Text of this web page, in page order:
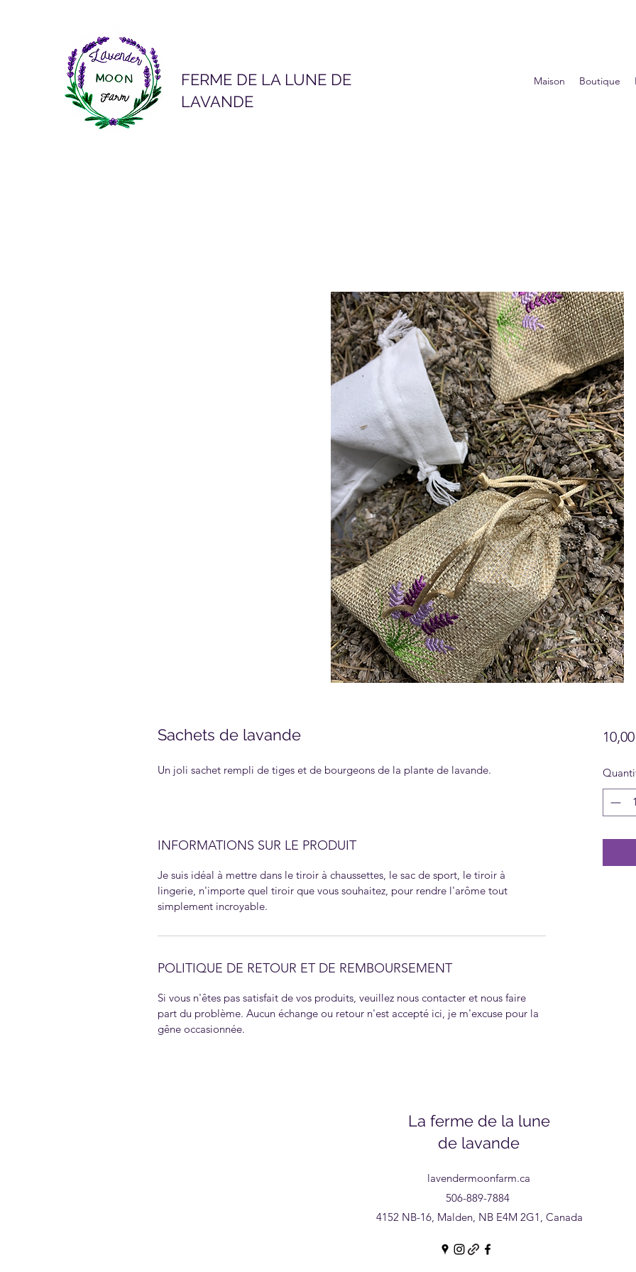
FERME DE LA LUNE DE
LAVANDE
Maison Boutique
Sachets de lavande
Un joli sachet rempli de tiges et de bourgeons de la plante de lavande.
INFORMATIONS SUR LE PRODUIT
Je suis idéal à mettre dans le tiroir à chaussettes, le sac de sport, le tiroir à
lingerie, n'importe quel tiroir que vous souhaitez, pour rendre l'arôme tout
simplement incroyable.
POLITIQUE DE RETOUR ET DE REMBOURSEMENT
Si vous n'êtes pas satisfait de vos produits, veuillez nous contacter et nous faire
part du problème. Aucun échange ou retour n'est accepté ici, je m'excuse pour la
gêne occasionnée.
La ferme de la lune
de lavande
lavendermoonfarm.ca
506-889-7884
4152 NB-16, Malden, NB E4M 2G1, Canada